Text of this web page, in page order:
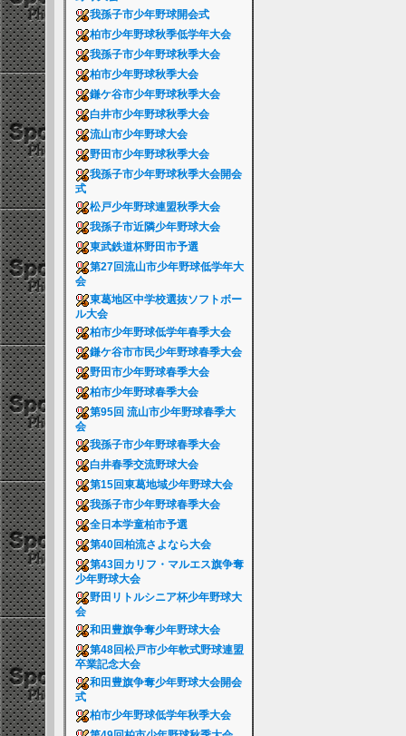
我孫子市少年野球開会式
柏市少年野球秋季低学年大会
我孫子市少年野球秋季大会
柏市少年野球秋季大会
鎌ケ谷市少年野球秋季大会
白井市少年野球秋季大会
流山市少年野球大会
野田市少年野球秋季大会
我孫子市少年野球秋季大会開会
式
松戸少年野球連盟秋季大会
我孫子市近隣少年野球大会
東武鉄道杯野田市予選
第27回流山市少年野球低学年大
会
東葛地区中学校選抜ソフトボー
ル大会
柏市少年野球低学年春季大会
鎌ケ谷市市民少年野球春季大会
野田市少年野球春季大会
柏市少年野球春季大会
第95回 流山市少年野球春季大
会
我孫子市少年野球春季大会
白井春季交流野球大会
第15回東葛地域少年野球大会
我孫子市少年野球春季大会
全日本学童柏市予選
第40回柏流さよなら大会
第43回カリフ・マルエス旗争奪
少年野球大会
野田リトルシニア杯少年野球大
会
和田豊旗争奪少年野球大会
第48回松戸市少年軟式野球連盟
卒業記念大会
和田豊旗争奪少年野球大会開会
式
柏市少年野球低学年秋季大会